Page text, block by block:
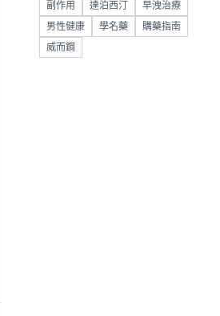
副作用 達泊西汀 早洩治療
男性健康 學名藥 購藥指南
威而鋼